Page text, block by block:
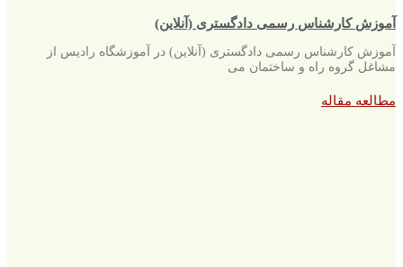
آموزش کارشناس رسمی دادگستری (آنلاین)
آموزش کارشناس رسمی دادگستری (آنلاین) در آموزشگاه رادیس از
مشاغل گروه راه و ساختمان می
مطالعه مقاله